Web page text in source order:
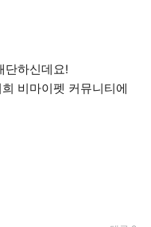
단하신데요!
비마이펫 커뮤니티에